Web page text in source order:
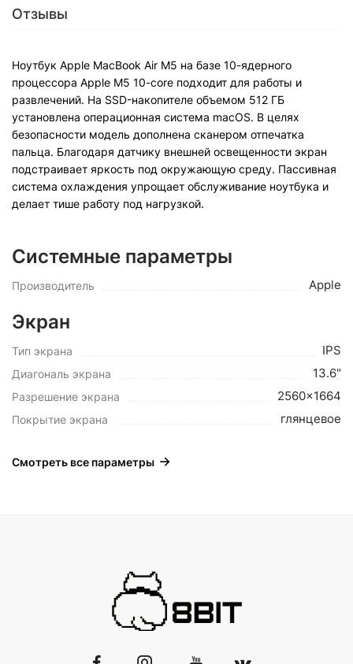
Отзывы
Ноутбук Apple MacBook Air M5 на базе 10-ядерного
процессора Apple M5 10-core подходит для работы и
развлечений. На SSD-накопителе объемом 512 ГБ
установлена операционная система macOS. В целях
безопасности модель дополнена сканером отпечатка
пальца. Благодаря датчику внешней освещенности экран
подстраивает яркость под окружающую среду. Пассивная
система охлаждения упрощает обслуживание ноутбука и
делает тише работу под нагрузкой.
Системные параметры
Производитель Apple
Экран
Тип экрана IPS
Диагональ экрана 13.6"
Разрешение экрана 2560x1664
Покрытие экрана глянцевое
Смотреть все параметры